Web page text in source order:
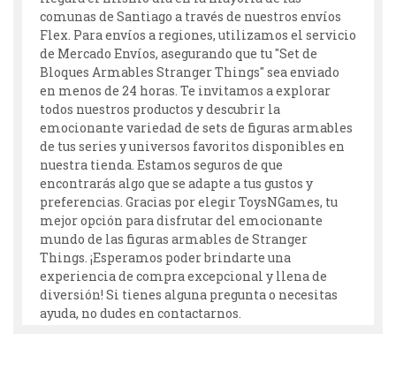
comunas de Santiago a través de nuestros envíos
Flex. Para envíos a regiones, utilizamos el servicio
de Mercado Envíos, asegurando que tu "Set de
Bloques Armables Stranger Things" sea enviado
en menos de 24 horas. Te invitamos a explorar
todos nuestros productos y descubrir la
emocionante variedad de sets de figuras armables
de tus series y universos favoritos disponibles en
nuestra tienda. Estamos seguros de que
encontrarás algo que se adapte a tus gustos y
preferencias. Gracias por elegir ToysNGames, tu
mejor opción para disfrutar del emocionante
mundo de las figuras armables de Stranger
Things. ¡Esperamos poder brindarte una
experiencia de compra excepcional y llena de
diversión! Si tienes alguna pregunta o necesitas
ayuda, no dudes en contactarnos.